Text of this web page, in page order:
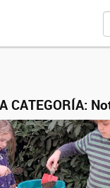
CATEGORÍA: